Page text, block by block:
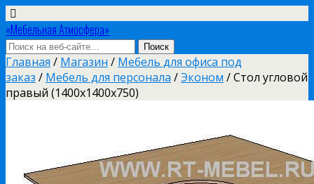
«Мебельная Атмосфера»
Главная / Магазин / Мебель для офиса под
заказ / Мебель для персонала /Эконом / Стол угловой
правый (1400х1400х750)